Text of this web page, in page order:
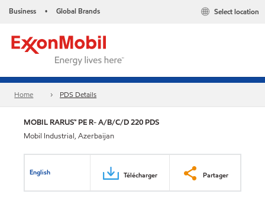
Business • Global Brands Select location
Home PDS Details
MOBIL RARUS™ PE R- A/B/C/D 220 PDS
Mobil Industrial, Azerbaijan
English Télécharger Partager